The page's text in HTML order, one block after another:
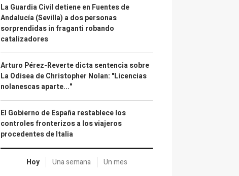
La Guardia Civil detiene en Fuentes de
Andalucía (Sevilla) a dos personas
sorprendidas in fraganti robando
catalizadores
Arturo Pérez-Reverte dicta sentencia sobre
La Odisea de Christopher Nolan: "Licencias
nolanescas aparte..."
El Gobierno de España restablece los
controles fronterizos a los viajeros
procedentes de Italia
Hoy Una semana Un mes